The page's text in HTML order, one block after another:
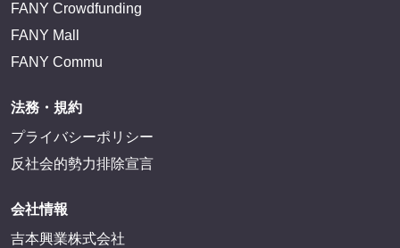
FANY Crowdfunding
FANY Mall
FANY Commu
法務・規約
プライバシーポリシー
反社会的勢力排除宣言
会社情報
吉本興業株式会社